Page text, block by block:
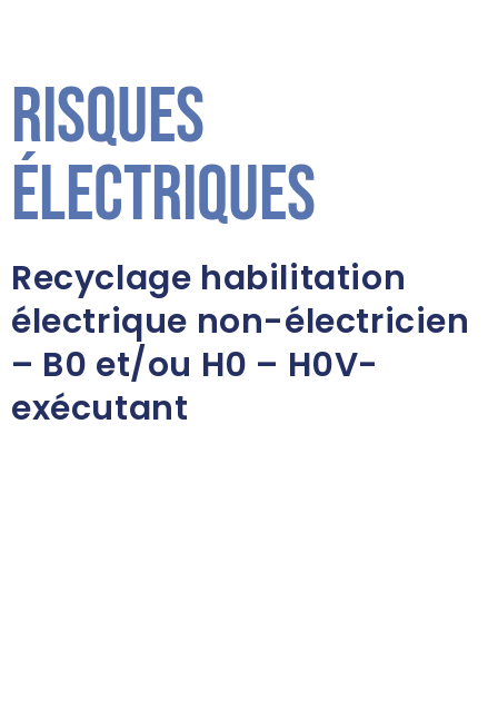
Risques
électriques
Recyclage habilitation
électrique non-électricien
– B0 et/ou H0 – H0V-
exécutant